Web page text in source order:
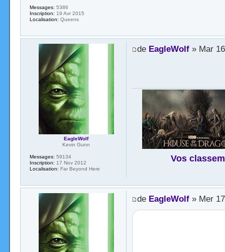
Messages: 5386
Inscription: 19 Avr 2015
Localisation: Queens
de EagleWolf» Mar
Vos
EagleWolf
Kevin Gunn
Messages: 59134
Inscription: 17 Nov 2012
Localisation: Far Beyond Here
de EagleWolf» Mer